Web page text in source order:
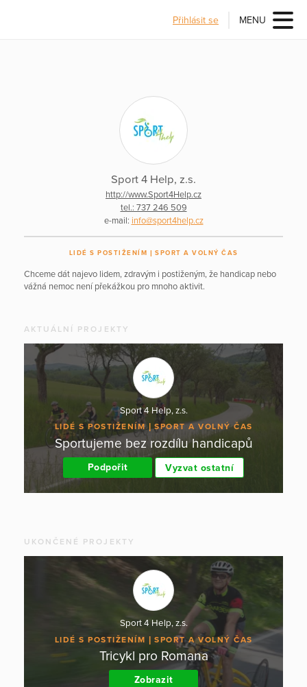
Přihlásit se MENU
Sport 4 Help, z.s.
http://www.Sport4Help.cz
tel.: 737 246 509
e-mail: info@sport4help.cz
LIDÉ S POSTIŽENÍM SPORT A VOLNÝ ČAS
Chceme dát najevo lidem, zdravým i postiženým, že handicap nebo
vážná nemoc není překážkou pro mnoho aktivit.
AKTUÁLNÍ PROJEKTY
Sport 4 Help, z.s.
LIDÉ S POSTIŽENÍM SPORT A VOLNÝ ČAS
Sportujeme bez rozdílu handicapů
Podpořit Vyzvat ostatní
UKONČENÉ PROJEKTY
Sport 4 Help, z.s.
LIDÉ S POSTIŽENÍM SPORT A VOLNÝ ČAS
Tricykl pro Romana
Zobrazit